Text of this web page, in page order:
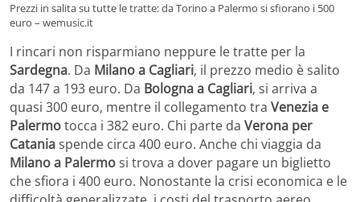
Prezzi in salita su tutte le tratte: da Torino a Palermo si sfiorano i 500
euro – wemusic.it
I rincari non risparmiano neppure le tratte per la
Sardegna. Da Milano a Cagliari, il prezzo medio è salito
da 147 a 193 euro. Da Bologna a Cagliari, si arriva a
quasi 300 euro, mentre il collegamento tra Venezia e
Palermotocca i 382 euro. Chi parte da Verona per
Cataniaspende circa 400 euro. Anche chi viaggia da
Milano a Palermosi trova a dover pagare un biglietto
che sfiora i 400 euro. Nonostante la crisi economica e le